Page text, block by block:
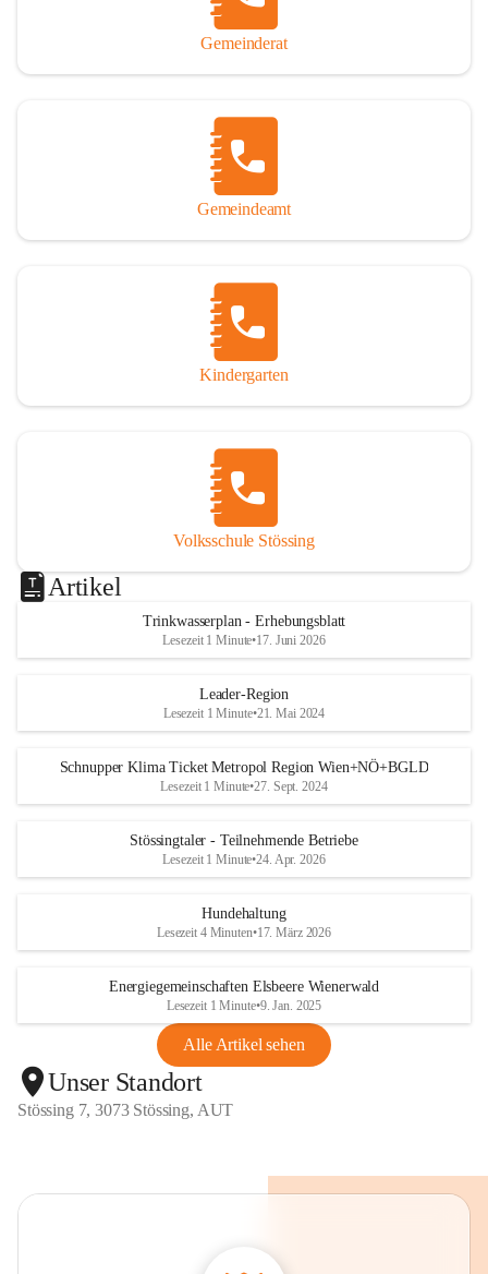
Gemeinderat
Gemeindeamt
Kindergarten
Volksschule Stössing
Artikel
Trinkwasserplan - Erhebungsblatt
Lesezeit 1 Minute•17. Juni 2026
Leader-Region
Lesezeit 1 Minute•21. Mai 2024
Schnupper Klima Ticket Metropol Region Wien+NÖ+BGLD
Lesezeit 1 Minute•27. Sept. 2024
Stössingtaler - Teilnehmende Betriebe
Lesezeit 1 Minute•24. Apr. 2026
Hundehaltung
Lesezeit 4 Minuten•17. März 2026
Energiegemeinschaften Elsbeere Wienerwald
Lesezeit 1 Minute•9. Jan. 2025
Alle Artikel sehen
Unser Standort
Stössing 7, 3073 Stössing, AUT